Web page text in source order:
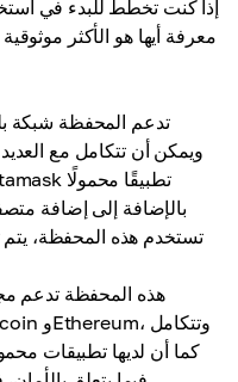
إذا كنت تخطط للبدء في
معرفة أيها هو الأكثر
تستخدم هذه المحفظة،